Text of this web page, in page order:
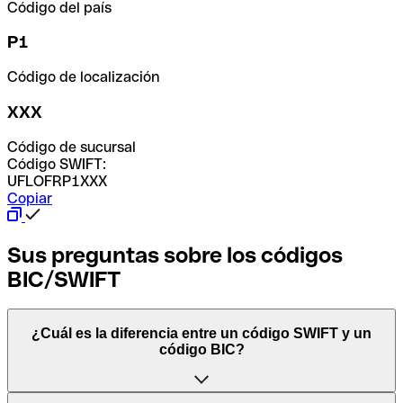
Código del país
P1
Código de localización
XXX
Código de sucursal
Código SWIFT:
UFLOFRP1XXX
Copiar
Sus preguntas sobre los códigos
BIC/SWIFT
¿Cuál es la diferencia entre un código SWIFT y un
código BIC?